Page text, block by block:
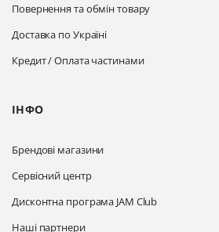
Повернення та обмін товару
Доставка по Україні
Кредит / Оплата частинами
ІНФО
Брендові магазини
Сервісний центр
Дисконтна програма JAM Club
Наші партнери